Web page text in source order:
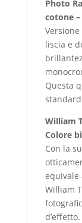
Photo
cotone
liscia e
Questa
William
Colore
Con la
equivale
William
d’effetto.